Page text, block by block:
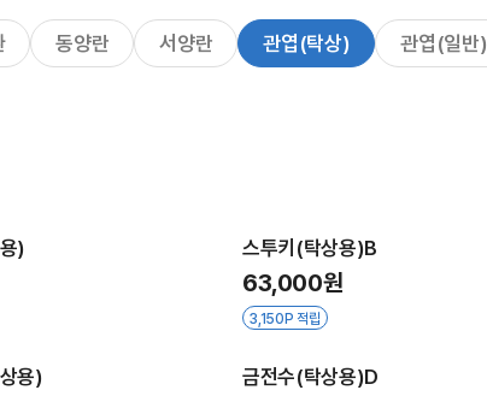
동양란 서양란 관엽(탁상) 관엽(일반)
) 스투키(탁상용)B
63,000원
3,150P 적립
용) 금전수(탁상용)D